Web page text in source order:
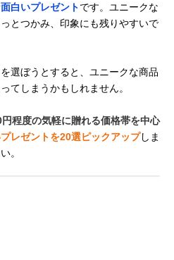
面白いプレゼントです。ユニークな
とつかみ、印象にも残りやすいで
選ぼうとすると、ユニークな商品
てしまうかもしれません。
程度の気軽に贈れる価格帯を中心
レゼントを20選ピックアップしま
。